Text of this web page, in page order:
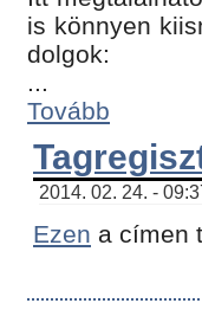
is könnyen
dolgok:
...
Tovább
2014. 02. 24. -
Ezen a címen